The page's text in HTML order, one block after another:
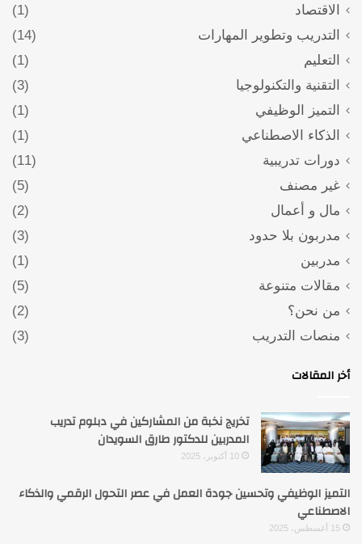
الاقتصاد
(1)
التدريب وتطوير المهارات
(14)
التعليم
(1)
التقنية والتكنولوجيا
(3)
التميز الوظيفي
(1)
الذكاء الاصطناعي
(1)
دورات تدريبية
(11)
غير مصنف
(5)
مال و أعمال
(2)
مدربون بلا حدود
(3)
مدربين
(1)
مقالات متنوعة
(5)
من نحن؟
(2)
منصات التدريب
(3)
أخر المقالات
تخريج نخبة من المشاركين في دبلوم تدريب
المدربين للدكتور طارق السويدان
10 أكتوبر، 2025
التميز الوظيفي وتحسين جودة العمل في عصر التحول الرقمي والذكاء
الاصطناعي
15 أغسطس، 2025